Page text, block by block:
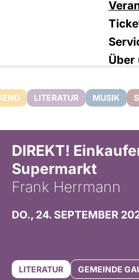
Über
LITERATUR MUSIK
DIREKT!
Supermarkt
Frank Herrmann
DO., 24. SEPTEMBER
LITERATUR GEMEINDE